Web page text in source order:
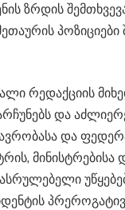
ზრდის
პოზიციები
რედაქციის
და
და
მინისტრებისა